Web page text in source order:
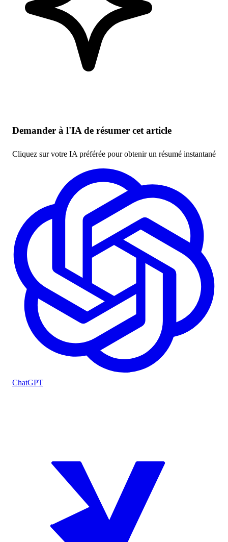
Demander à l'IA de résumer cet article
Cliquez sur votre IA préférée pour obtenir un résumé instantané
ChatGPT